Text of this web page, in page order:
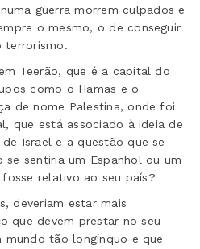
guerra morrem culpados e
o mesmo, o de conseguir
terrorismo.
Teerão, que é a capital do
como o Hamas e o
de nome Palestina, onde foi
que está associado à ideia de
Israel e a questão que se
sentiria um Espanhol ou um
relativo ao seu país?
deveriam estar mais
que devem prestar no seu
mundo tão longínquo e que